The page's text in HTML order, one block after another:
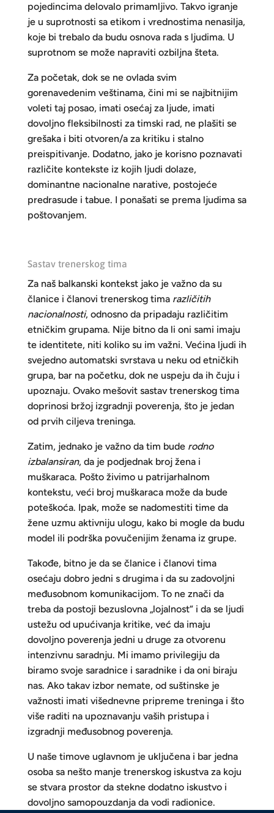
pojedincima delovalo primamljivo. Takvo igranje
je u suprotnosti sa etikom i vrednostima nenasilja,
koje bi trebalo da budu osnova rada s ljudima. U
suprotnom se može napraviti ozbiljna šteta.
Za početak, dok se ne ovlada svim
gorenavedenim veštinama, čini mi se najbitnijim
voleti taj posao, imati osećaj za ljude, imati
dovoljno fleksibilnosti za timski rad, ne plašiti se
grešaka i biti otvoren/a za kritiku i stalno
preispitivanje. Dodatno, jako je korisno poznavati
različite kontekste iz kojih ljudi dolaze,
dominantne nacionalne narative, postojeće
predrasude i tabue. I ponašati se prema ljudima sa
poštovanjem.
Sastav trenerskog tima
Za naš balkanski kontekst jako je važno da su
članice i članovi trenerskog tima različitih
nacionalnosti, odnosno da pripadaju različitim
etničkim grupama. Nije bitno da li oni sami imaju
te identitete, niti koliko su im važni. Većina ljudi ih
svejedno automatski svrstava u neku od etničkih
grupa, bar na početku, dok ne uspeju da ih čuju i
upoznaju. Ovako mešovit sastav trenerskog tima
doprinosi bržoj izgradnji poverenja, što je jedan
od prvih ciljeva treninga.
Zatim, jednako je važno da tim bude rodno
izbalansiran, da je podjednak broj žena i
muškaraca. Pošto živimo u patrijarhalnom
kontekstu, veći broj muškaraca može da bude
poteškoća. Ipak, može se nadomestiti time da
žene uzmu aktivniju ulogu, kako bi mogle da budu
model ili podrška povučenijim ženama iz grupe.
Takođe, bitno je da se članice i članovi tima
osećaju dobro jedni s drugima i da su zadovoljni
međusobnom komunikacijom. To ne znači da
treba da postoji bezuslovna „lojalnost“ i da se ljudi
ustežu od upućivanja kritike, već da imaju
dovoljno poverenja jedni u druge za otvorenu
intenzivnu saradnju. Mi imamo privilegiju da
biramo svoje saradnice i saradnike i da oni biraju
nas. Ako takav izbor nemate, od suštinske je
važnosti imati višednevne pripreme treninga i što
više raditi na upoznavanju vaših pristupa i
izgradnji međusobnog poverenja.
U naše timove uglavnom je uključena i bar jedna
osoba sa nešto manje trenerskog iskustva za koju
se stvara prostor da stekne dodatno iskustvo i
dovoljno samopouzdanja da vodi radionice.